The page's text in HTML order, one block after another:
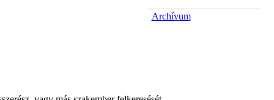
Archívum